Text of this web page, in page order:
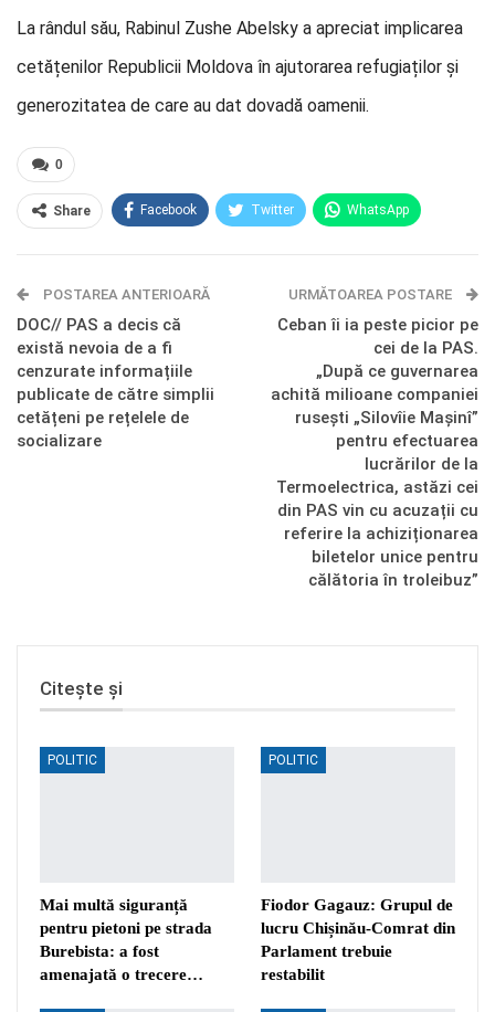
La rândul său, Rabinul Zushe Abelsky a apreciat implicarea
cetățenilor Republicii Moldova în ajutorarea refugiaților și
generozitatea de care au dat dovadă oamenii.
0
Share Facebook Twitter WhatsApp
Telegram OK.ru
POSTAREA ANTERIOARĂ
DOC// PAS a decis că
există nevoia de a fi
cenzurate informațiile
publicate de către simplii
cetățeni pe rețelele de
socializare
URMĂTOAREA POSTARE
Ceban îi ia peste picior pe
cei de la PAS.
„După ce guvernarea
achită milioane companiei
rusești „Silovîie Mașinî”
pentru efectuarea
lucrărilor de la
Termoelectrica, astăzi cei
din PAS vin cu acuzații cu
referire la achiziționarea
biletelor unice pentru
călătoria în troleibuz”
Citește și
POLITIC
Mai multă siguranță
pentru pietoni pe strada
Burebista: a fost
amenajată o trecere…
POLITIC
Fiodor Gagauz: Grupul de
lucru Chișinău-Comrat din
Parlament trebuie
restabilit